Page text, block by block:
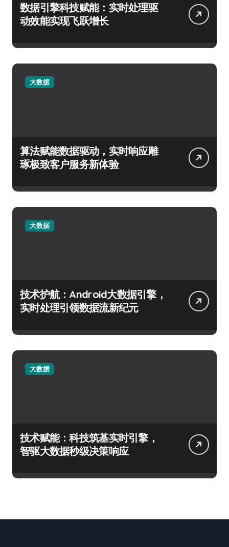
数据引擎科技赋能：实时处理驱
动效能实现飞跃增长
大数据
算法赋能数据驱动，实时响应雕
琢极致客户服务新体验
大数据
技术护航：Android大数据引擎，
实时处理引领数据流新纪元
大数据
技术赋能：科技筑基实时引擎，
智驱大数据秒级决策响应